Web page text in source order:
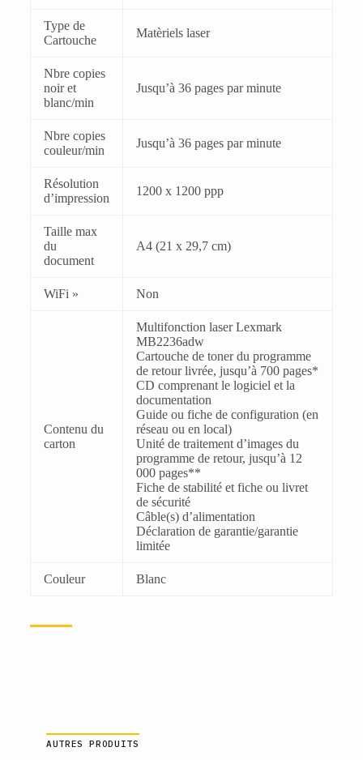
Type de
Cartouche
Matèriels laser
Nbre copies
noir et
blanc/min
Jusqu’à 36 pages par minute
Nbre copies
couleur/min
Jusqu’à 36 pages par minute
Résolution
d’impression
1200 x 1200 ppp
Taille max
du
document
A4 (21 x 29,7 cm)
WiFi » Non
Contenu du
carton
Multifonction laser Lexmark
MB2236adw
Cartouche de toner du programme
de retour livrée, jusqu’à 700 pages*
CD comprenant le logiciel et la
documentation
Guide ou fiche de configuration (en
réseau ou en local)
Unité de traitement d’images du
programme de retour, jusqu’à 12
000 pages**
Fiche de stabilité et fiche ou livret
de sécurité
Câble(s) d’alimentation
Déclaration de garantie/garantie
limitée
Couleur Blanc
AUTRES PRODUITS